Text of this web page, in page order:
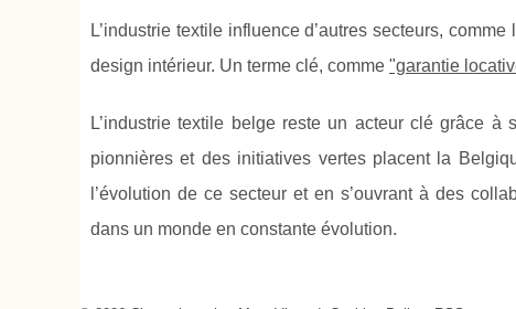
L’industrie textile influence d’autres secteurs,
design intérieur. Un terme clé, comme "garantie
L’industrie textile belge reste un acteur clé grâce
pionnières et des initiatives vertes placent la
l’évolution de ce secteur et en s’ouvrant à des
dans un monde en constante évolution.